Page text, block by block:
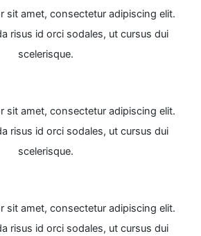
sit amet, consectetur adipiscing elit.
risus id orci sodales, ut cursus dui
scelerisque.
sit amet, consectetur adipiscing elit.
risus id orci sodales, ut cursus dui
scelerisque.
sit amet, consectetur adipiscing elit.
risus id orci sodales, ut cursus dui